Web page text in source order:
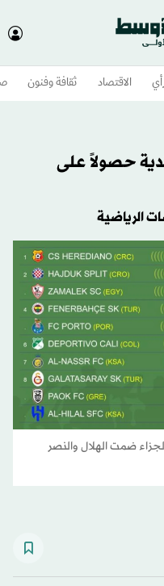
الاقتصاد ثقافة وفنون
حصولاً على
الرياضية
ضمت الهلال والنصر